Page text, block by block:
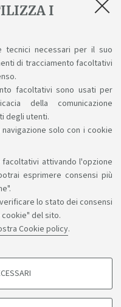
I
tecnici necessari per il suo
di tracciamento facoltativi
facoltativi sono usati per
della comunicazione
degli utenti.
solo con i cookie
attivando l'opzione
esprimere consensi più
lo stato dei consensi
del sito.
Cookie policy.
conoscenza